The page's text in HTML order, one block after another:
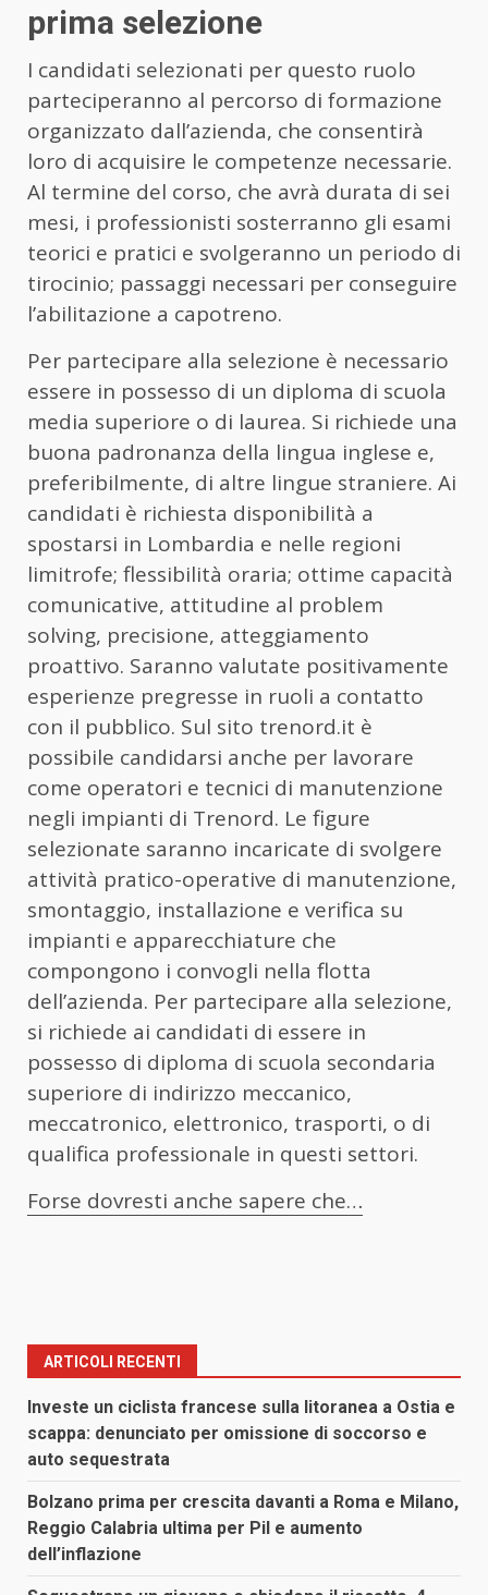
prima selezione
I candidati selezionati per questo ruolo
parteciperanno al percorso di formazione
organizzato dall’azienda, che consentirà
loro di acquisire le competenze necessarie.
Al termine del corso, che avrà durata di sei
mesi, i professionisti sosterranno gli esami
teorici e pratici e svolgeranno un periodo di
tirocinio; passaggi necessari per conseguire
l’abilitazione a capotreno.
Per partecipare alla selezione è necessario
essere in possesso di un diploma di scuola
media superiore o di laurea. Si richiede una
buona padronanza della lingua inglese e,
preferibilmente, di altre lingue straniere. Ai
candidati è richiesta disponibilità a
spostarsi in Lombardia e nelle regioni
limitrofe; flessibilità oraria; ottime capacità
comunicative, attitudine al problem
solving, precisione, atteggiamento
proattivo. Saranno valutate positivamente
esperienze pregresse in ruoli a contatto
con il pubblico. Sul sito trenord.it è
possibile candidarsi anche per lavorare
come operatori e tecnici di manutenzione
negli impianti di Trenord. Le figure
selezionate saranno incaricate di svolgere
attività pratico-operative di manutenzione,
smontaggio, installazione e verifica su
impianti e apparecchiature che
compongono i convogli nella flotta
dell’azienda. Per partecipare alla selezione,
si richiede ai candidati di essere in
possesso di diploma di scuola secondaria
superiore di indirizzo meccanico,
meccatronico, elettronico, trasporti, o di
qualifica professionale in questi settori.
Forse dovresti anche sapere che…
ARTICOLI RECENTI
Investe un ciclista francese sulla litoranea a Ostia e
scappa: denunciato per omissione di soccorso e
auto sequestrata
Bolzano prima per crescita davanti a Roma e Milano,
Reggio Calabria ultima per Pil e aumento
dell’inflazione